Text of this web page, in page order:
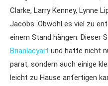
Clarke, Larry Kenney, Lynne
Jacobs. Obwohl es viel zu
einem Stand hängen. Dieser
Brianlacyart und hatte nicht
parat, sondern auch einige
leicht zu Hause anfertigen